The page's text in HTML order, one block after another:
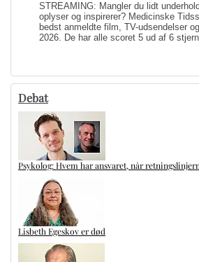
STREAMING: Mangler du lidt
oplyser og inspirerer? Medicinske
bedst anmeldte film, TV-udsendelser
2026. De har alle scoret 5 ud af 6
Debat
Psykolog: Hvem har ansvaret, når
Lisbeth Egeskov er død